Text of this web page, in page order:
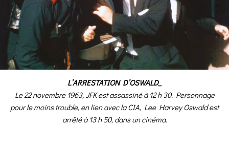
L’ARRESTATION D’OSWALD_
Le 22 novembre 1963, JFK est assassiné à 12 h 30. Personnage
pour le moins trouble, en lien avec la CIA, Lee Harvey Oswald est
arrêté à 13 h 50, dans un cinéma.